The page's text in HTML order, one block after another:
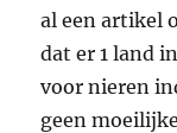
al een artikel
dat er 1 land
voor nieren
geen